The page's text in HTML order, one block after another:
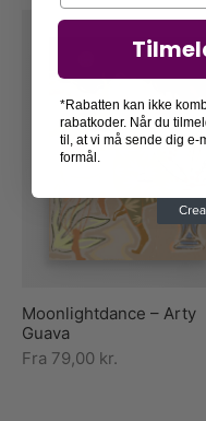
Moonlightdance – Arty
Guava
Fra 79,00 kr.
*Rabatten kan ikke
rabatkoder. Når du
til, at vi må sende dig
formål.